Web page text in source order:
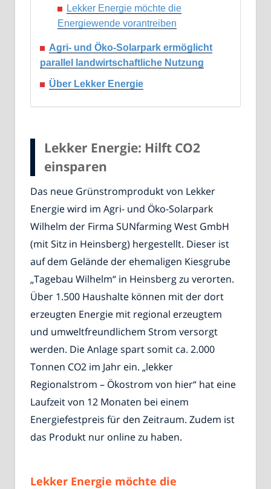
Lekker Energie möchte die
Energiewende vorantreiben
Agri- und Öko-Solarpark ermöglicht
parallel landwirtschaftliche Nutzung
Über Lekker Energie
Lekker Energie: Hilft CO2
einsparen
Das neue Grünstromprodukt von Lekker
Energie wird im Agri- und Öko-Solarpark
Wilhelm der Firma SUNfarming West GmbH
(mit Sitz in Heinsberg) hergestellt. Dieser ist
auf dem Gelände der ehemaligen Kiesgrube
„Tagebau Wilhelm“ in Heinsberg zu verorten.
Über 1.500 Haushalte können mit der dort
erzeugten Energie mit regional erzeugtem
und umweltfreundlichem Strom versorgt
werden. Die Anlage spart somit ca. 2.000
Tonnen CO2 im Jahr ein. „lekker
Regionalstrom – Ökostrom von hier“ hat eine
Laufzeit von 12 Monaten bei einem
Energiefestpreis für den Zeitraum. Zudem ist
das Produkt nur online zu haben.
Lekker Energie möchte die